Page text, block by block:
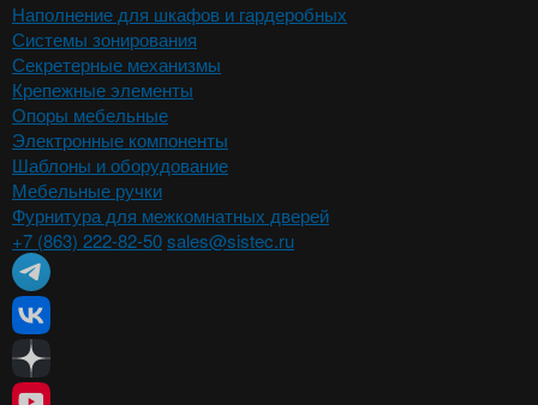
Наполнение для шкафов и гардеробных
Системы зонирования
Секретерные механизмы
Крепежные элементы
Опоры мебельные
Электронные компоненты
Шаблоны и оборудование
Мебельные ручки
Фурнитура для межкомнатных дверей
+7 (863) 222-82-50sales@sistec.ru